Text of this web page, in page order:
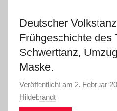
Deutscher
Frühgeschichte des
Schwerttanz,
Maske.
Veröffentlicht am 2. Februar
Hildebrandt